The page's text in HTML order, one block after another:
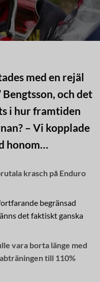
med en rejäl
och det
i hur framtiden
– Vi kopplade
honom…
krasch på Enduro
begränsad
det faktiskt ganska
vara borta länge med
till 110%